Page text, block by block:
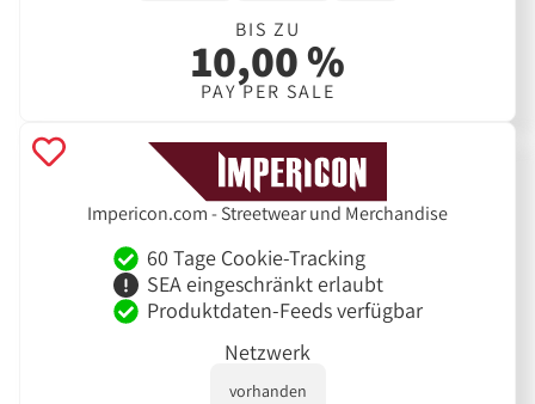
BIS ZU
10,00 %
PAY PER SALE
Impericon.com - Streetwear und Merchandise
60 Tage Cookie-Tracking
SEA eingeschränkt erlaubt
Produktdaten-Feeds verfügbar
Netzwerk
vorhanden